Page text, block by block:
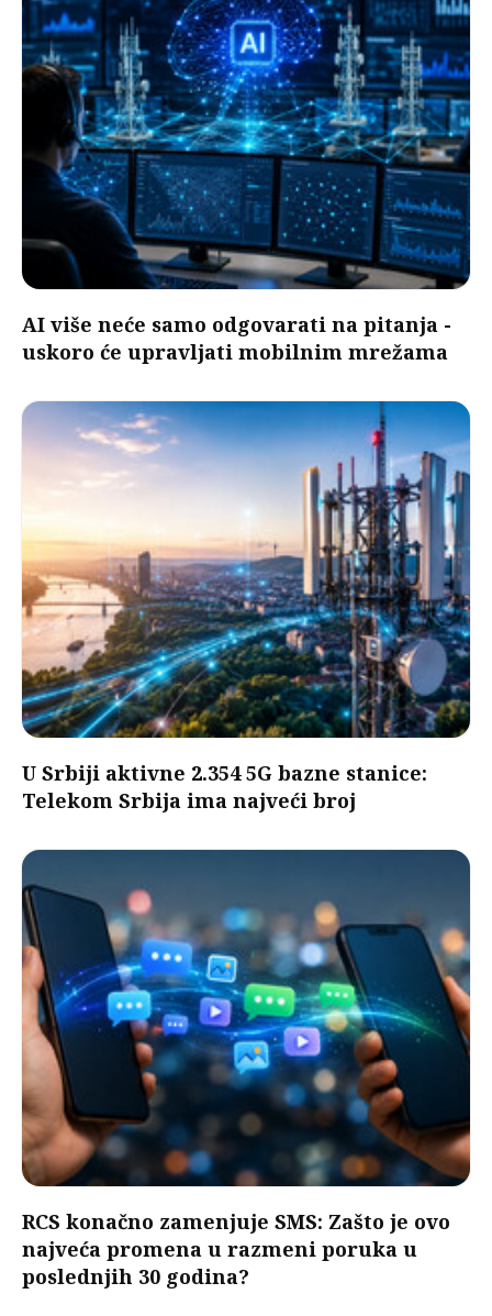
AI više neće samo odgovarati na pitanja -
uskoro će upravljati mobilnim mrežama
U Srbiji aktivne 2.354 5G bazne stanice:
Telekom Srbija ima najveći broj
RCS konačno zamenjuje SMS: Zašto je ovo
najveća promena u razmeni poruka u
poslednjih 30 godina?